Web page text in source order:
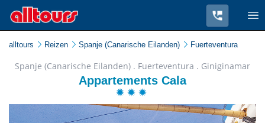
alltours Reizen Spanje (Canarische Eilanden) Fuerteventura
Spanje (Canarische Eilanden) . Fuerteventura . Giniginamar
Appartements Cala